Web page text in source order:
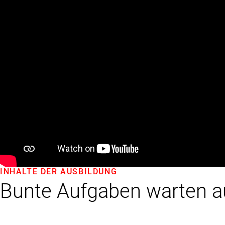
Bunte Aufgaben warten
INHALTE DER AUSBILDUNG